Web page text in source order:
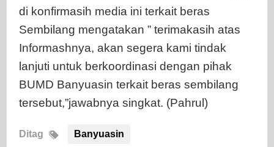
di konfirmasih media ini terkait beras
Sembilang mengatakan ” terimakasih atas
Informashnya, akan segera kami tindak
lanjuti untuk berkoordinasi dengan pihak
BUMD Banyuasin terkait beras sembilang
tersebut,”jawabnya singkat. (Pahrul)
Ditag Banyuasin